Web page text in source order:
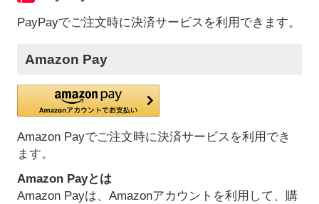
PayPayでご注文時に決済サービスを利用できます。
Amazon Pay
Amazon Payでご注文時に決済サービスを利用でき
ます。
Amazon Payとは
Amazon Payは、Amazonアカウントを利用して、購